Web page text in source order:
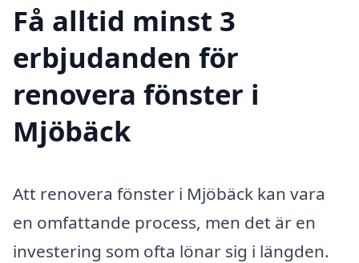
Få alltid minst 3
erbjudanden för
renovera fönster i
Mjöbäck
Att renovera fönster i Mjöbäck kan vara
en omfattande process, men det är en
investering som ofta lönar sig i längden.